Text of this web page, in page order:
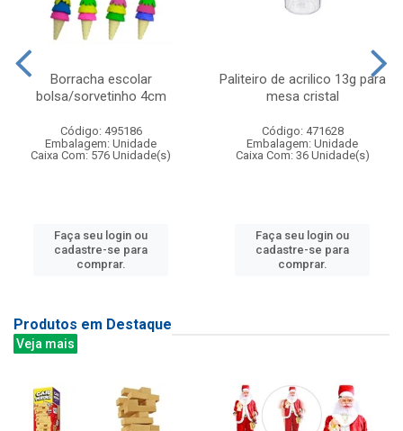
Borracha escolar
bolsa/sorvetinho 4cm
Código: 495186
Embalagem: Unidade
Caixa Com: 576 Unidade(s)
Faça seu login ou
cadastre-se para
comprar.
Paliteiro de acrilico 13g para
mesa cristal
Código: 471628
Embalagem: Unidade
Caixa Com: 36 Unidade(s)
Faça seu login ou
cadastre-se para
comprar.
Produtos em Destaque
Veja mais